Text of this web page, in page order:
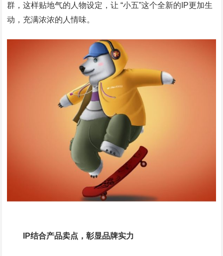
群，这样贴地气的人物设定，让 “小五”这个全新的IP更加生
动，充满浓浓的人情味。
IP结合产品卖点，彰显品牌实力